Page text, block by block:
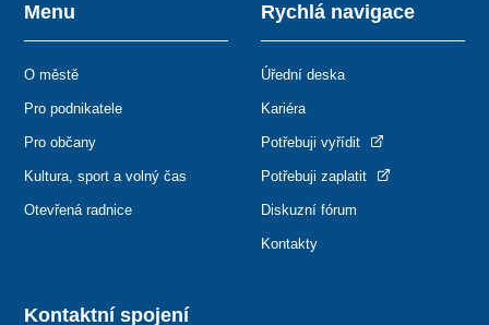
Kontaktní spojení
Menu
O městě
Pro podnikatele
Pro občany
Kultura, sport a volný čas
Otevřená radnice
Rychlá navigace
Úřední deska
Kariéra
Potřebuji vyřídit
Potřebuji zaplatit
Diskuzní fórum
Kontakty